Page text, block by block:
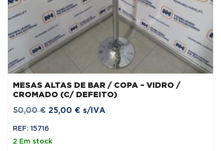
MESAS ALTAS DE BAR / COPA – VIDRO /
CROMADO (C/ DEFEITO)
50,00€ O
25,00 € O
s/IVA
REF: 15716
2 Em stock